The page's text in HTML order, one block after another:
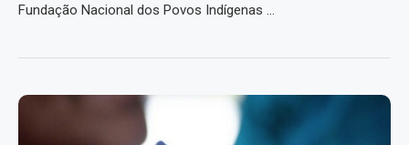
Fundação Nacional dos Povos Indígenas …